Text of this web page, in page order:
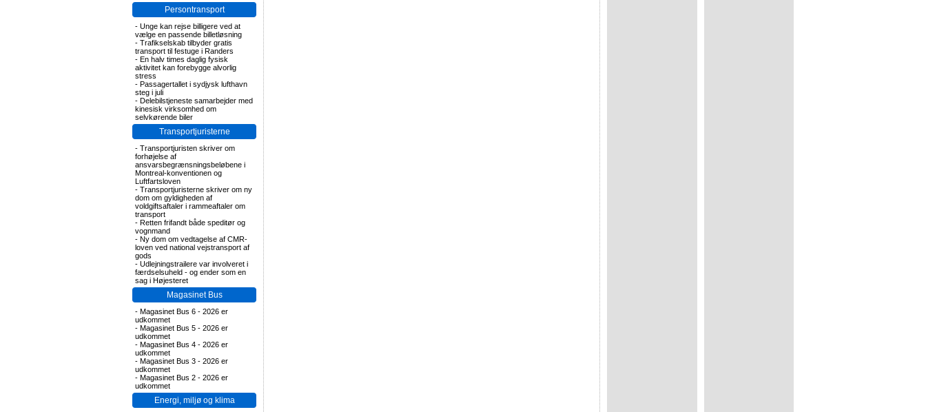
Persontransport
- Unge kan rejse billigere ved at
vælge en passende billetløsning
- Trafikselskab tilbyder gratis
transport til festuge i Randers
- En halv times daglig fysisk
aktivitet kan forebygge alvorlig
stress
- Passagertallet i sydjysk lufthavn
steg i juli
- Delebilstjeneste samarbejder med
kinesisk virksomhed om
selvkørende biler
Transportjuristerne
- Transportjuristen skriver om
forhøjelse af
ansvarsbegrænsningsbeløbene i
Montreal-konventionen og
Luftfartsloven
- Transportjuristerne skriver om ny
dom om gyldigheden af
voldgiftsaftaler i rammeaftaler om
transport
- Retten frifandt både speditør og
vognmand
- Ny dom om vedtagelse af CMR-
loven ved national vejstransport af
gods
- Udlejningstrailere var involveret i
færdselsuheld - og ender som en
sag i Højesteret
Magasinet Bus
- Magasinet Bus 6 - 2026 er
udkommet
- Magasinet Bus 5 - 2026 er
udkommet
- Magasinet Bus 4 - 2026 er
udkommet
- Magasinet Bus 3 - 2026 er
udkommet
- Magasinet Bus 2 - 2026 er
udkommet
Energi, miljø og klima